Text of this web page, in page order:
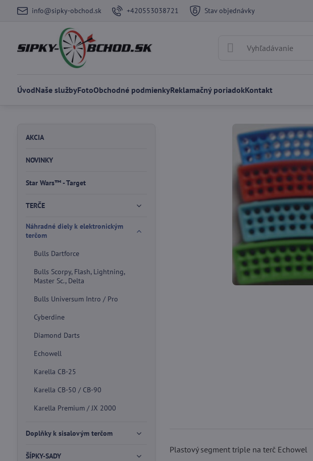
info@sipky-obchod.sk +420553038721 Stav objednávky
ÚvodNaše službyFotoObchodné podmienkyReklamačný poriadokKontakt
Plastový segment triple na terč Echowel
AKCIA
NOVINKY
Star Wars™ - Target
TERČE
Náhradné diely k elektronickým
terčom
Bulls Dartforce
Bulls Scorpy, Flash, Lightning,
Master Sc., Delta
Bulls Universum Intro / Pro
Cyberdine
Diamond Darts
Echowell
Karella CB-25
Karella CB-50 / CB-90
Karella Premium / JX 2000
Doplňky k sisalovým terčom
ŠÍPKY-SADY